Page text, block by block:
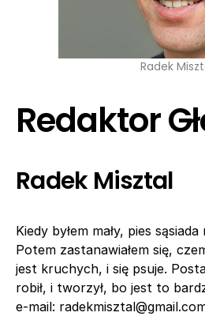
Radek
Redaktor
Radek Misztal
Kiedy byłem mały, pies
Potem zastanawiałem się,
jest kruchych, i się psuje.
robił, i tworzył, bo jest to
e-mail: